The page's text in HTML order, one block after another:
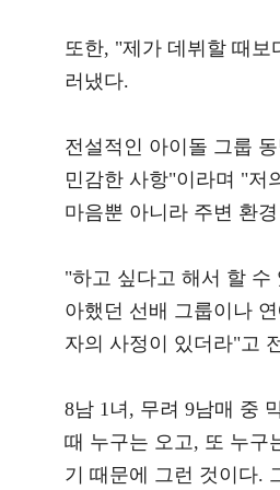
또한, "제가 데뷔할 때보
러냈다.
전설적인 아이돌 그룹
민감한 사항"이라며 "저
마음뿐 아니라 주변 환
"하고 싶다고 해서 할
아했던 선배 그룹이나
자의 사정이 있더라"고
8남 1녀, 무려 9남매 중
때 누구는 오고, 또 누구
기 때문에 그런 것이다.